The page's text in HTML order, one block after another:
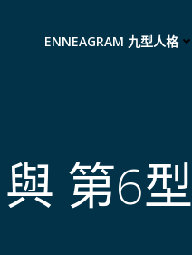
ENNEAGRAM 九型人格
第6型